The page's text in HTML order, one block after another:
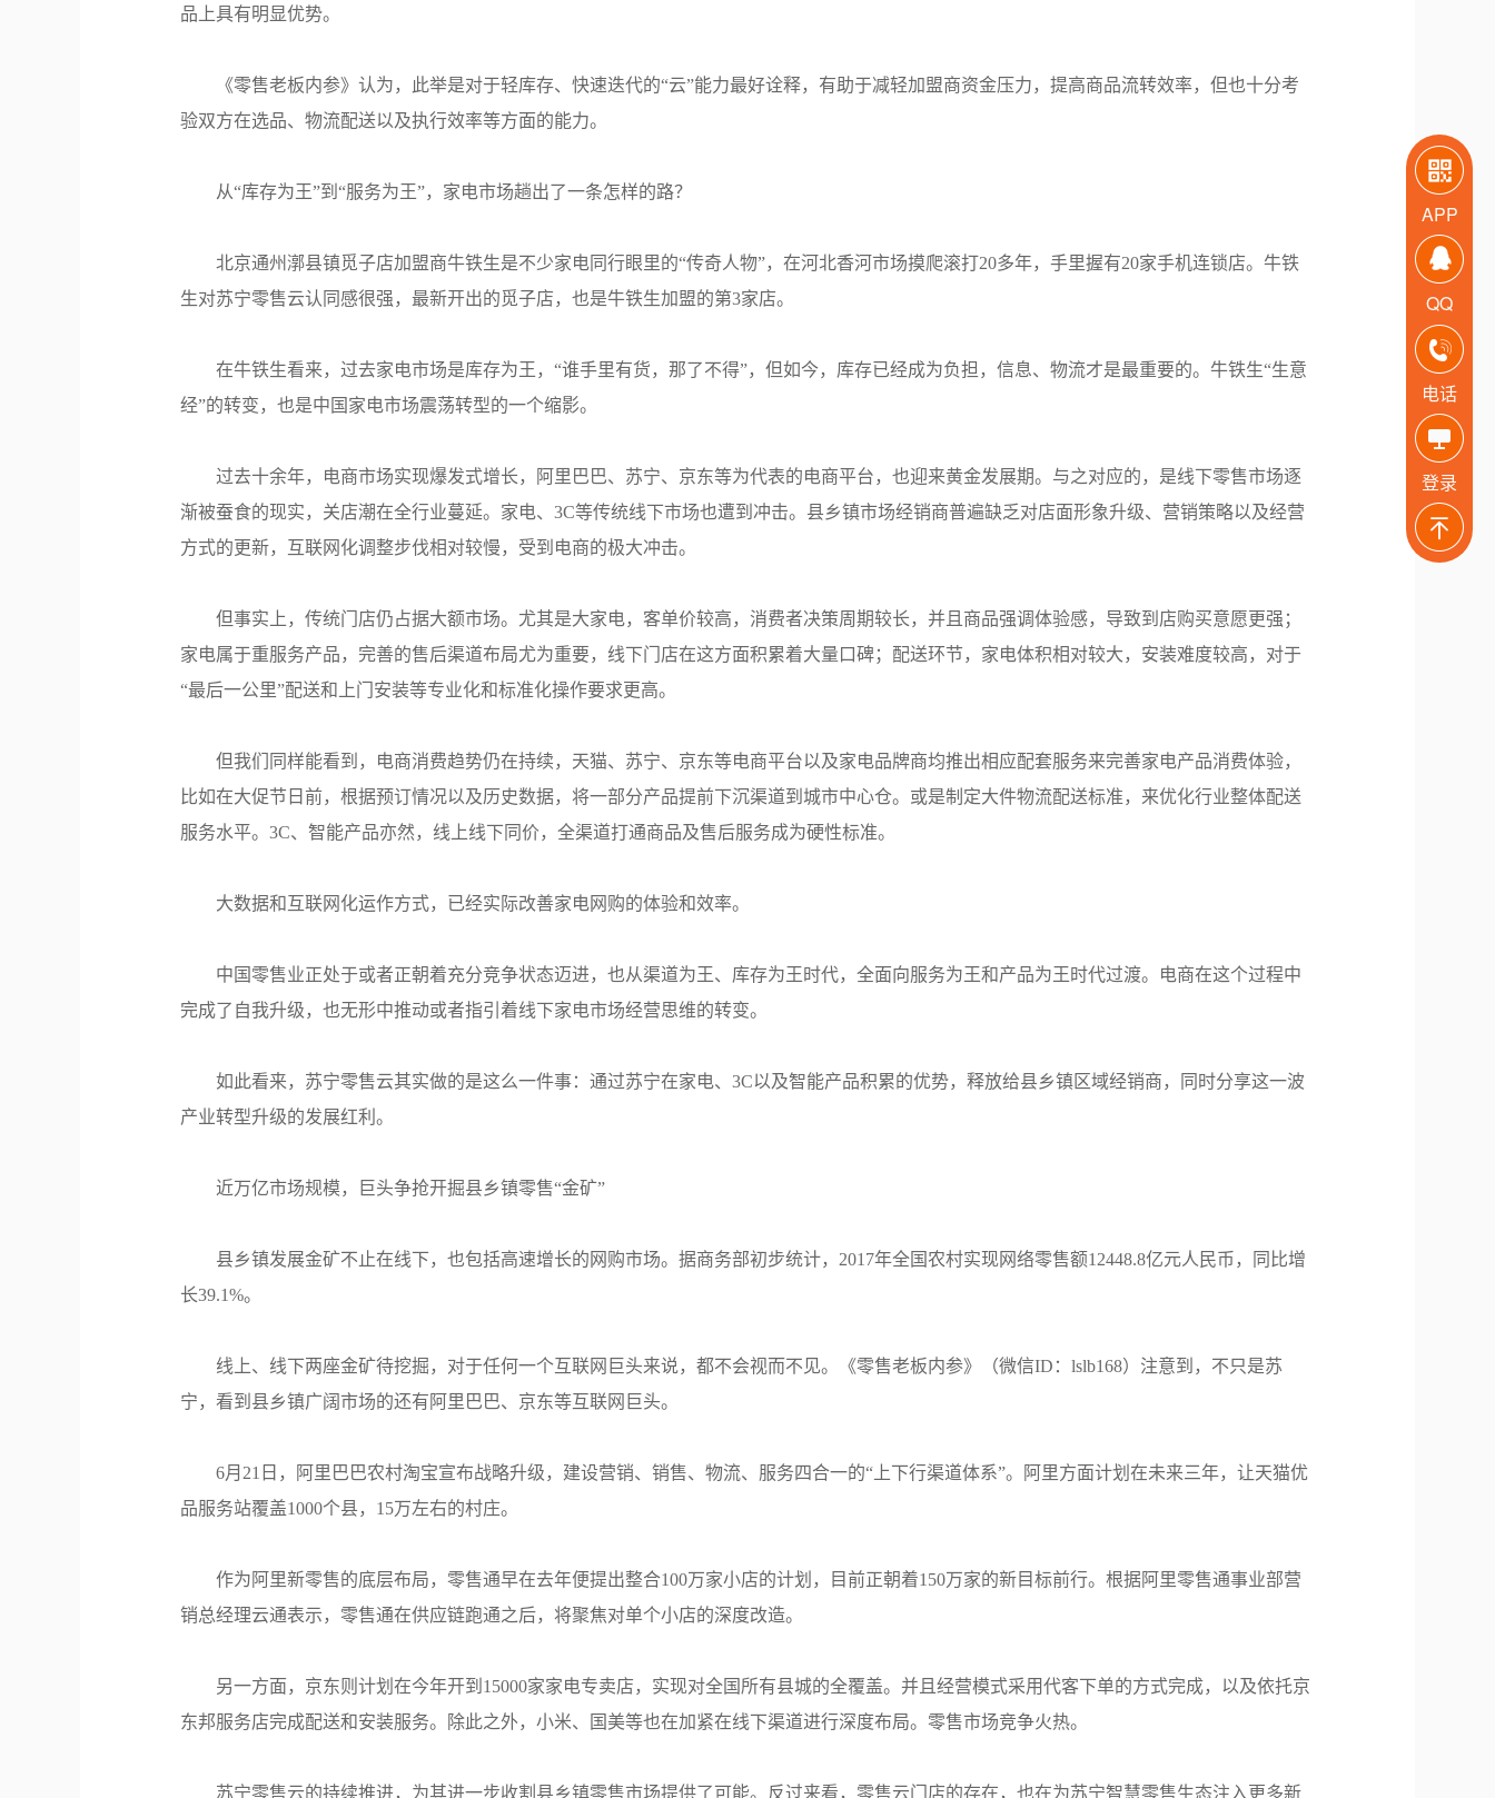
品上具有明显优势。
《零售老板内参》认为，此举是对于轻库存、快速迭代的“云”能力最好诠释，有助于减轻加盟商资金压力，提高商品流转效率，但也十分考
验双方在选品、物流配送以及执行效率等方面的能力。
从“库存为王”到“服务为王”，家电市场趟出了一条怎样的路？
北京通州漷县镇觅子店加盟商牛铁生是不少家电同行眼里的“传奇人物”，在河北香河市场摸爬滚打20多年，手里握有20家手机连锁店。牛铁
生对苏宁零售云认同感很强，最新开出的觅子店，也是牛铁生加盟的第3家店。
在牛铁生看来，过去家电市场是库存为王，“谁手里有货，那了不得”，但如今，库存已经成为负担，信息、物流才是最重要的。牛铁生“生意
经”的转变，也是中国家电市场震荡转型的一个缩影。
过去十余年，电商市场实现爆发式增长，阿里巴巴、苏宁、京东等为代表的电商平台，也迎来黄金发展期。与之对应的，是线下零售市场逐
渐被蚕食的现实，关店潮在全行业蔓延。家电、3C等传统线下市场也遭到冲击。县乡镇市场经销商普遍缺乏对店面形象升级、营销策略以及经营
方式的更新，互联网化调整步伐相对较慢，受到电商的极大冲击。
但事实上，传统门店仍占据大额市场。尤其是大家电，客单价较高，消费者决策周期较长，并且商品强调体验感，导致到店购买意愿更强；
家电属于重服务产品，完善的售后渠道布局尤为重要，线下门店在这方面积累着大量口碑；配送环节，家电体积相对较大，安装难度较高，对于
“最后一公里”配送和上门安装等专业化和标准化操作要求更高。
但我们同样能看到，电商消费趋势仍在持续，天猫、苏宁、京东等电商平台以及家电品牌商均推出相应配套服务来完善家电产品消费体验，
比如在大促节日前，根据预订情况以及历史数据，将一部分产品提前下沉渠道到城市中心仓。或是制定大件物流配送标准，来优化行业整体配送
服务水平。3C、智能产品亦然，线上线下同价，全渠道打通商品及售后服务成为硬性标准。
大数据和互联网化运作方式，已经实际改善家电网购的体验和效率。
中国零售业正处于或者正朝着充分竞争状态迈进，也从渠道为王、库存为王时代，全面向服务为王和产品为王时代过渡。电商在这个过程中
完成了自我升级，也无形中推动或者指引着线下家电市场经营思维的转变。
如此看来，苏宁零售云其实做的是这么一件事：通过苏宁在家电、3C以及智能产品积累的优势，释放给县乡镇区域经销商，同时分享这一波
产业转型升级的发展红利。
近万亿市场规模，巨头争抢开掘县乡镇零售“金矿”
县乡镇发展金矿不止在线下，也包括高速增长的网购市场。据商务部初步统计，2017年全国农村实现网络零售额12448.8亿元人民币，同比增
长39.1%。
线上、线下两座金矿待挖掘，对于任何一个互联网巨头来说，都不会视而不见。《零售老板内参》（微信ID：lslb168）注意到，不只是苏
宁，看到县乡镇广阔市场的还有阿里巴巴、京东等互联网巨头。
6月21日，阿里巴巴农村淘宝宣布战略升级，建设营销、销售、物流、服务四合一的“上下行渠道体系”。阿里方面计划在未来三年，让天猫优
品服务站覆盖1000个县，15万左右的村庄。
作为阿里新零售的底层布局，零售通早在去年便提出整合100万家小店的计划，目前正朝着150万家的新目标前行。根据阿里零售通事业部营
销总经理云通表示，零售通在供应链跑通之后，将聚焦对单个小店的深度改造。
另一方面，京东则计划在今年开到15000家家电专卖店，实现对全国所有县城的全覆盖。并且经营模式采用代客下单的方式完成，以及依托京
东邦服务店完成配送和安装服务。除此之外，小米、国美等也在加紧在线下渠道进行深度布局。零售市场竞争火热。
苏宁零售云的持续推进，为其进一步收割县乡镇零售市场提供了可能。反过来看，零售云门店的存在，也在为苏宁智慧零售生态注入更多新
APP
QQ
电话
登录